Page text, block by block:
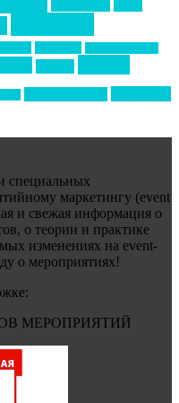
специальных
маркетингу (event
и свежая информация о
о теории и практике
изменениях на event-
о мероприятиях!
МЕРОПРИЯТИЙ